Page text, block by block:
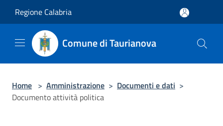
Regione Calabria
Comune di Taurianova
Home > Amministrazione > Documenti e dati >
Documento attività politica